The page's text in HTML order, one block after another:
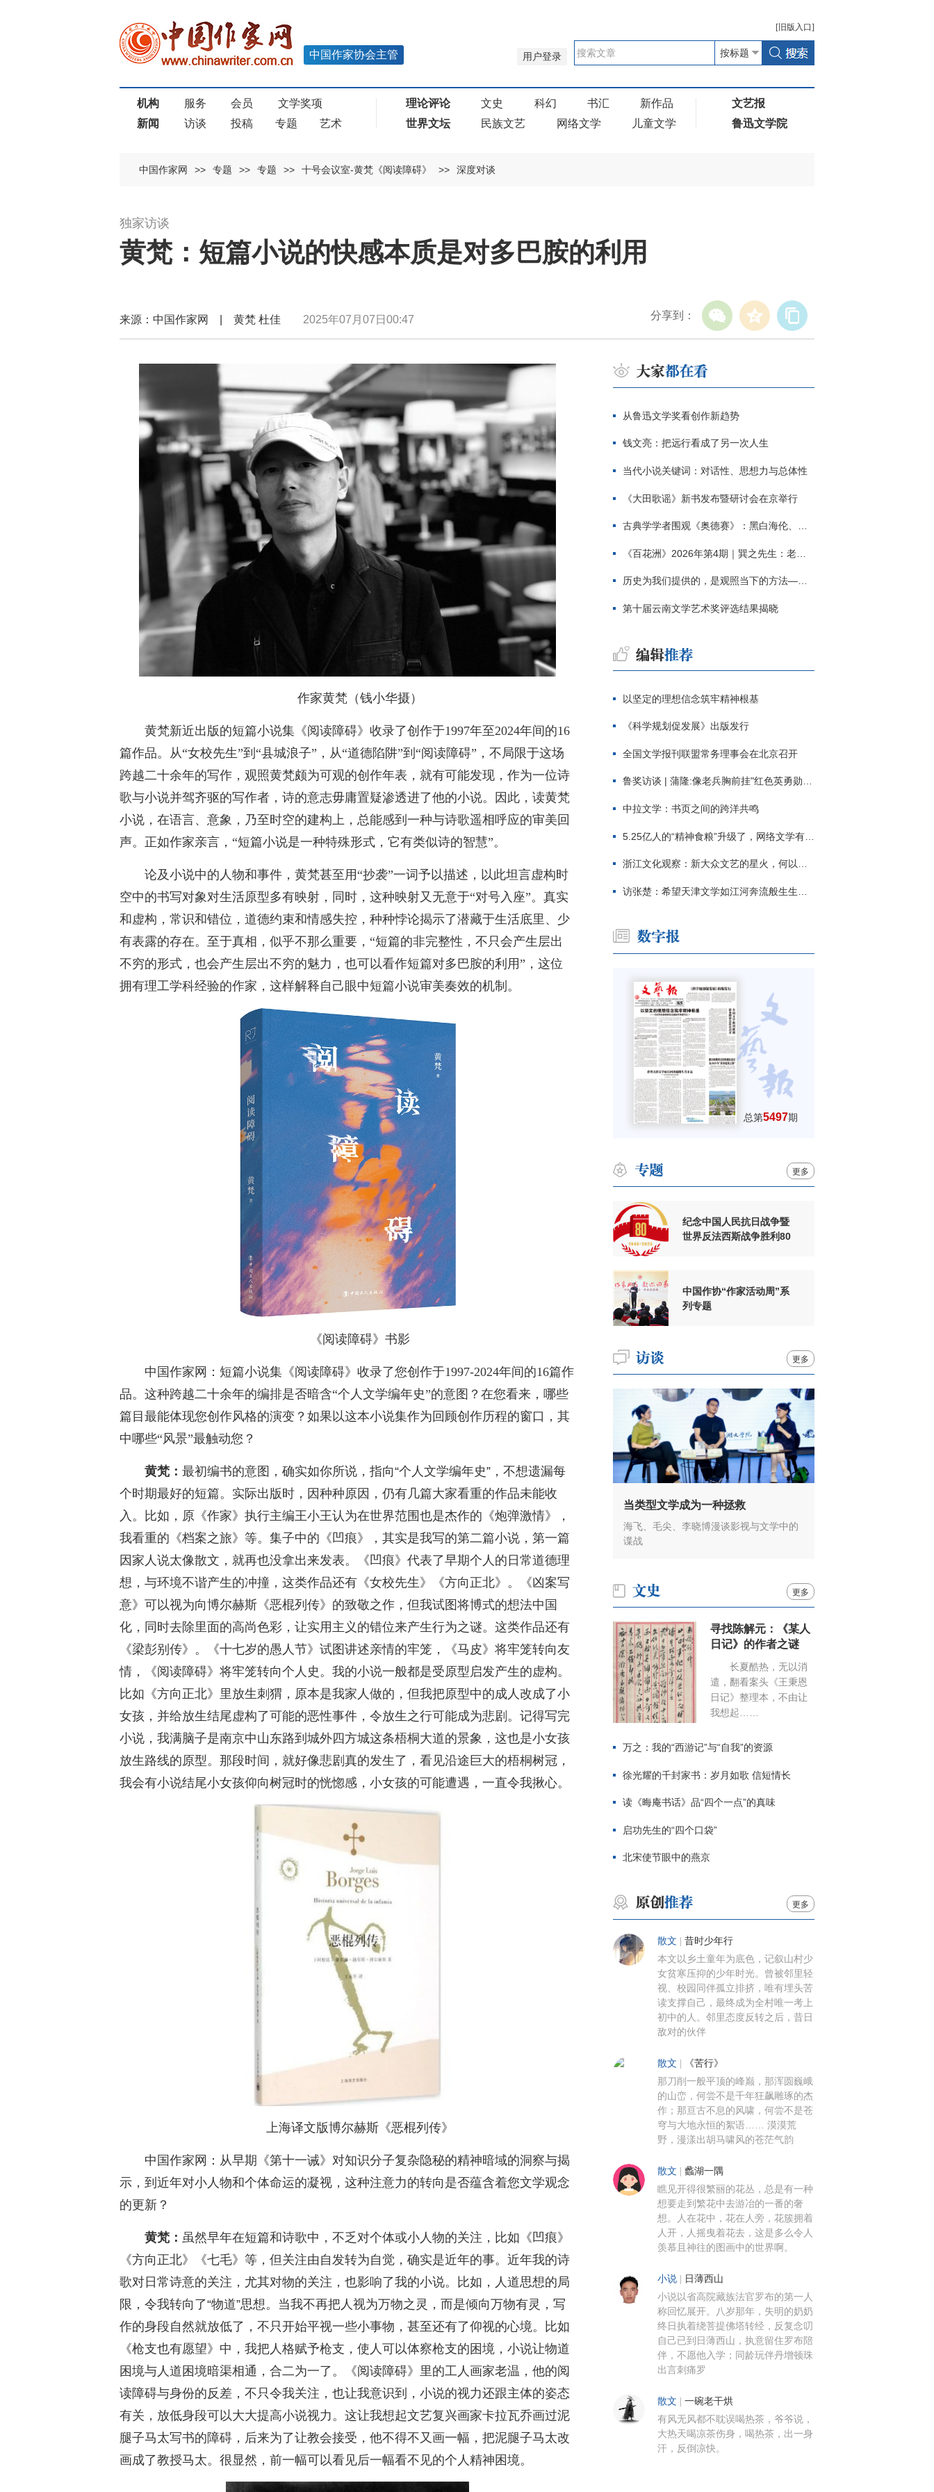
[ 旧版 入口]
用户登录
中国作家协会主管
机构 服务 会员
文学奖项
新闻
访谈 投稿 专题 艺术
理论评论 文史 科幻 书汇
新作品
世界文坛
民族文艺 网络文学 儿童文学
文艺报
鲁迅文学院
中国作家网 >> 专题 >> 专题 >> 十号会议室-黄梵《阅读障碍》 >> 深度对谈
独家访谈
黄梵：短篇小说的快感本质是对多巴胺的利用
分享到：
来源：中国作家网 | 黄梵 杜佳 2025年07月07日00:47
作家黄梵（钱小华摄）
黄梵新近出版的短篇小说集《阅读障碍》收录了创作于1997年至2024年间的16
篇作品。从“女校先生”到“县城浪子”，从“道德陷阱”到“阅读障碍”，不局限于这场
跨越二十余年的写作，观照黄梵颇为可观的创作年表，就有可能发现，作为一位诗
歌与小说并驾齐驱的写作者，诗的意志毋庸置疑渗透进了他的小说。因此，读黄梵
小说，在语言、意象，乃至时空的建构上，总能感到一种与诗歌遥相呼应的审美回
声。正如作家亲言，“短篇小说是一种特殊形式，它有类似诗的智慧”。
论及小说中的人物和事件，黄梵甚至用“抄袭”一词予以描述，以此坦言虚构时
空中的书写对象对生活原型多有映射，同时，这种映射又无意于“对号入座”。真实
和虚构，常识和错位，道德约束和情感失控，种种悖论揭示了潜藏于生活底里、少
有表露的存在。至于真相，似乎不那么重要，“短篇的非完整性，不只会产生层出
不穷的形式，也会产生层出不穷的魅力，也可以看作短篇对多巴胺的利用”，这位
拥有理工学科经验的作家，这样解释自己眼中短篇小说审美奏效的机制。
《阅读障碍》书影
中国作家网：短篇小说集《阅读障碍》收录了您创作于1997-2024年间的16篇作
品。这种跨越二十余年的编排是否暗含“个人文学编年史”的意图？在您看来，哪些
篇目最能体现您创作风格的演变？如果以这本小说集作为回顾创作历程的窗口，其
中哪些“风景”最触动您？
黄梵： 最初编书的意图，确实如你所说，指向“个人文学编年史”，不想遗漏每
个时期最好的短篇。实际出版时，因种种原因，仍有几篇大家看重的作品未能收
入。比如，原《作家》执行主编王小王认为在世界范围也是杰作的《炮弹激情》，
我看重的《档案之旅》等。集子中的《凹痕》，其实是我写的第二篇小说，第一篇
因家人说太像散文，就再也没拿出来发表。《凹痕》代表了早期个人的日常道德理
想，与环境不谐产生的冲撞，这类作品还有《女校先生》《方向正北》。《凶案写
意》可以视为向博尔赫斯《恶棍列传》的致敬之作，但我试图将博式的想法中国
化，同时去除里面的高尚色彩，让实用主义的错位来产生行为之谜。这类作品还有
《梁彭别传》。《十七岁的愚人节》试图讲述亲情的牢笼，《马皮》将牢笼转向友
情，《阅读障碍》将牢笼转向个人史。我的小说一般都是受原型启发产生的虚构。
比如《方向正北》里放生刺猬，原本是我家人做的，但我把原型中的成人改成了小
女孩，并给放生结尾虚构了可能的恶性事件，令放生之行可能成为悲剧。记得写完
小说，我满脑子是南京中山东路到城外四方城这条梧桐大道的景象，这也是小女孩
放生路线的原型。那段时间，就好像悲剧真的发生了，看见沿途巨大的梧桐树冠，
我会有小说结尾小女孩仰向树冠时的恍惚感，小女孩的可能遭遇，一直令我揪心。
上海译文版博尔赫斯《恶棍列传》
中国作家网：从早期《第十一诫》对知识分子复杂隐秘的精神暗域的洞察与揭
示，到近年对小人物和个体命运的凝视，这种注意力的转向是否蕴含着您文学观念
的更新？
黄梵： 虽然早年在短篇和诗歌中，不乏对个体或小人物的关注，比如《凹痕》
《方向正北》《七毛》等，但关注由自发转为自觉，确实是近年的事。近年我的诗
歌对日常诗意的关注，尤其对物的关注，也影响了我的小说。比如，人道思想的局
限，令我转向了“物道”思想。当我不再把人视为万物之灵，而是倾向万物有灵，写
作的身段自然就放低了，不只开始平视一些小事物，甚至还有了仰视的心境。比如
《枪支也有愿望》中，我把人格赋予枪支，使人可以体察枪支的困境，小说让物道
困境与人道困境暗渠相通，合二为一了。《阅读障碍》里的工人画家老温，他的阅
读障碍与身份的反差，不只令我关注，也让我意识到，小说的视力还跟主体的姿态
有关，放低身段可以大大提高小说视力。这让我想起文艺复兴画家卡拉瓦乔画过泥
腿子马太写书的障碍，后来为了让教会接受，他不得不又画一幅，把泥腿子马太改
画成了教授马太。很显然，前一幅可以看见后一幅看不见的个人精神困境。
从鲁迅文学奖看创作新趋势
钱文亮：把远行看成了另一次人生
当代小说关键词：对话性、思想力与总体性
《大田歌谣》新书发布暨研讨会在京举行
古典学学者围观《奥德赛》：黑白海伦、佩涅罗佩的别针与神秘入侵者
《百花洲》2026年第4期｜巽之先生：老兵朱向前侧记三题
历史为我们提供的，是观照当下的方法——历史题材非虚构写作多人谈
第十届云南文学艺术奖评选结果揭晓
以坚定的理想信念筑牢精神根基
《科学规划促发展》出版发行
全国文学报刊联盟常务理事会在北京召开
鲁奖访谈 | 蒲隆:像老兵胸前挂"红色英勇勋章"
中拉文学：书页之间的跨洋共鸣
5.25亿人的“精神食粮”升级了，网络文学有了哪些新变化？
浙江文化观察：新大众文艺的星火，何以燎原？
访张楚：希望天津文学如江河奔流般生生不息
总第5497期
更多
纪念中国人民抗日战争暨
世界反法西斯战争胜利80
中国作协“作家活动周”系
列专题
更多
当类型文学成为一种拯救
海飞、毛尖、李晓博漫谈影视与文学中的
谍战
更多
寻找陈解元：《某人
日记》的作者之谜
长夏酷热，无以消
遣，翻看案头《王秉恩
日记》整理本，不由让
我想起……
万之：我的“西游记”与“自我”的资源
徐光耀的千封家书：岁月如歌 信短情长
读《晦庵书话》品“四个一点”的真味
启功先生的“四个口袋”
北宋使节眼中的燕京
更多
散文 昔时少年行
本文以乡土童年为底色，记叙山村少
女贫寒压抑的少年时光。曾被邻里轻
视、校园同伴孤立排挤，唯有埋头苦
读支撑自己，最终成为全村唯一考上
初中的人。邻里态度反转之后，昔日
敌对的伙伴
散文 《苦行》
那刀削一般平顶的峰巅，那浑圆巍峨
的山峦，何尝不是千年狂飙雕琢的杰
作；那亘古不息的风啸，何尝不是苍
穹与大地永恒的絮语…… 漠漠荒
野，漫漾出胡马啸风的苍茫气韵
散文 蠡湖一隅
瞧见开得很繁丽的花丛，总是有一种
想要走到繁花中去游冶的一番的奢
想。人在花中，花在人旁，花簇拥着
人开，人摇曳着花去，这是多么令人
羡慕且神往的图画中的世界啊。
小说 日薄西山
小说以省高院藏族法官罗布的第一人
称回忆展开。八岁那年，失明的奶奶
终日执着绕菩提佛塔转经，反复念叨
自己已到日薄西山，执意留住罗布陪
伴，不愿他入学；同龄玩伴丹增顿珠
出言刺痛罗
散文 一碗老干烘
有风无风都不耽误喝热茶，爷爷说，
大热天喝凉茶伤身，喝热茶，出一身
汗，反倒凉快。